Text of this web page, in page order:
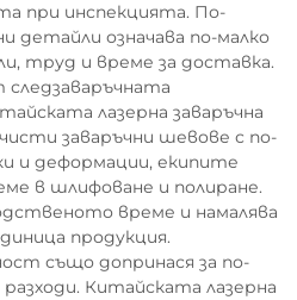
при инспекцията. По-
детайли означава по-малко
труд и време за доставка.
следзаваръчната
лазерна заваръчна
заваръчни шевове с по-
и деформации, екипите
в шлифоване и полиране.
време и намалява
продукция.
също допринася за по-
Китайската лазерна